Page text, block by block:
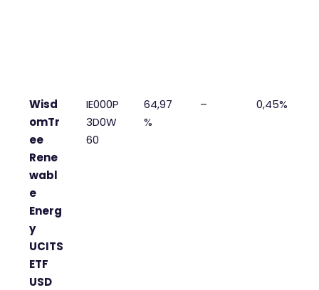
Wisd
omTr
ee
Rene
wabl
e
Energ
y
UCITS
ETF
USD
IE000P
3D0W
60
64,97
%
– 0,45%